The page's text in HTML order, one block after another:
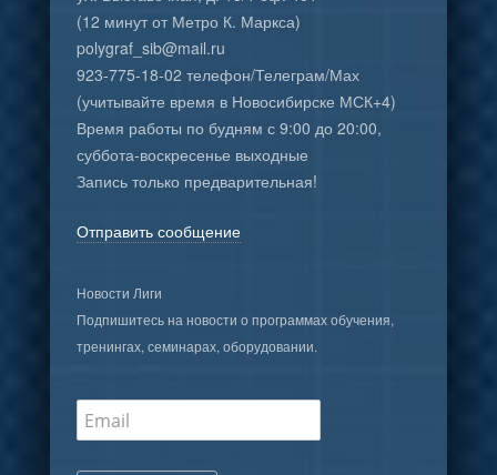
(12 минут от Метро К. Маркса)
polygraf_sib@mail.ru
923-775-18-02 телефон/Телеграм/Мах
(учитывайте время в Новосибирске МСК+4)
Время работы по будням с 9:00 до 20:00,
суббота-воскресенье выходные
Запись только предварительная!
Отправить сообщение
Новости Лиги
Подпишитесь на новости о программах обучения,
тренингах, семинарах, оборудовании.